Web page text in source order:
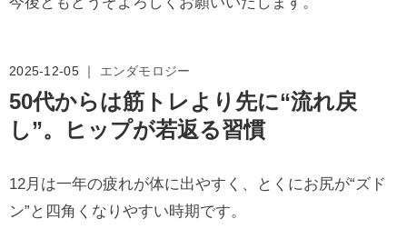
2025-12-05 ｜ エンダモロジー
50代からは筋トレより先に“流れ戻
し”。ヒップが若返る習慣
12月は一年の疲れが体に出やすく、とくにお尻が“ズド
ン”と四角くなりやすい時期です。